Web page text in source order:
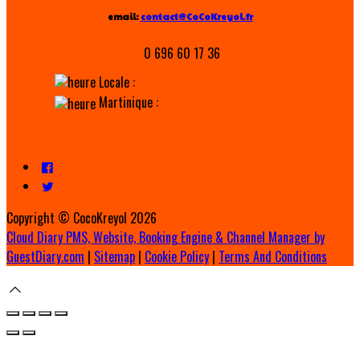
email: contact@CoCoKreyol.fr
0 696 60 17 36
Locale :
Martinique :
Copyright © CocoKreyol 2026
Cloud Diary PMS, Website, Booking Engine & Channel Manager by
GuestDiary.com | Sitemap | Cookie Policy | Terms And Conditions